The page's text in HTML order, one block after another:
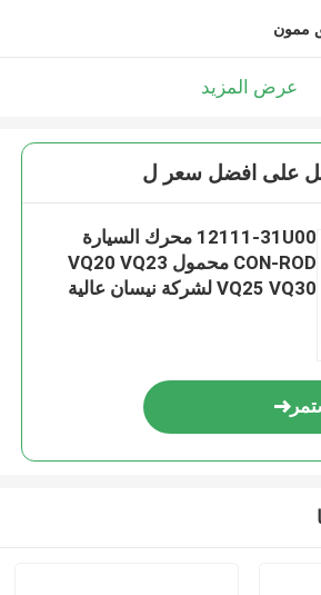
ممون
عرض المزيد
على افضل سعر ل
12111-31U00 محرك السيارة
CON-ROD محمول VQ20 VQ23
VQ25 VQ30 لشركة نيسان عالية